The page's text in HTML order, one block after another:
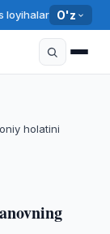
loyihalar O'z
holatini